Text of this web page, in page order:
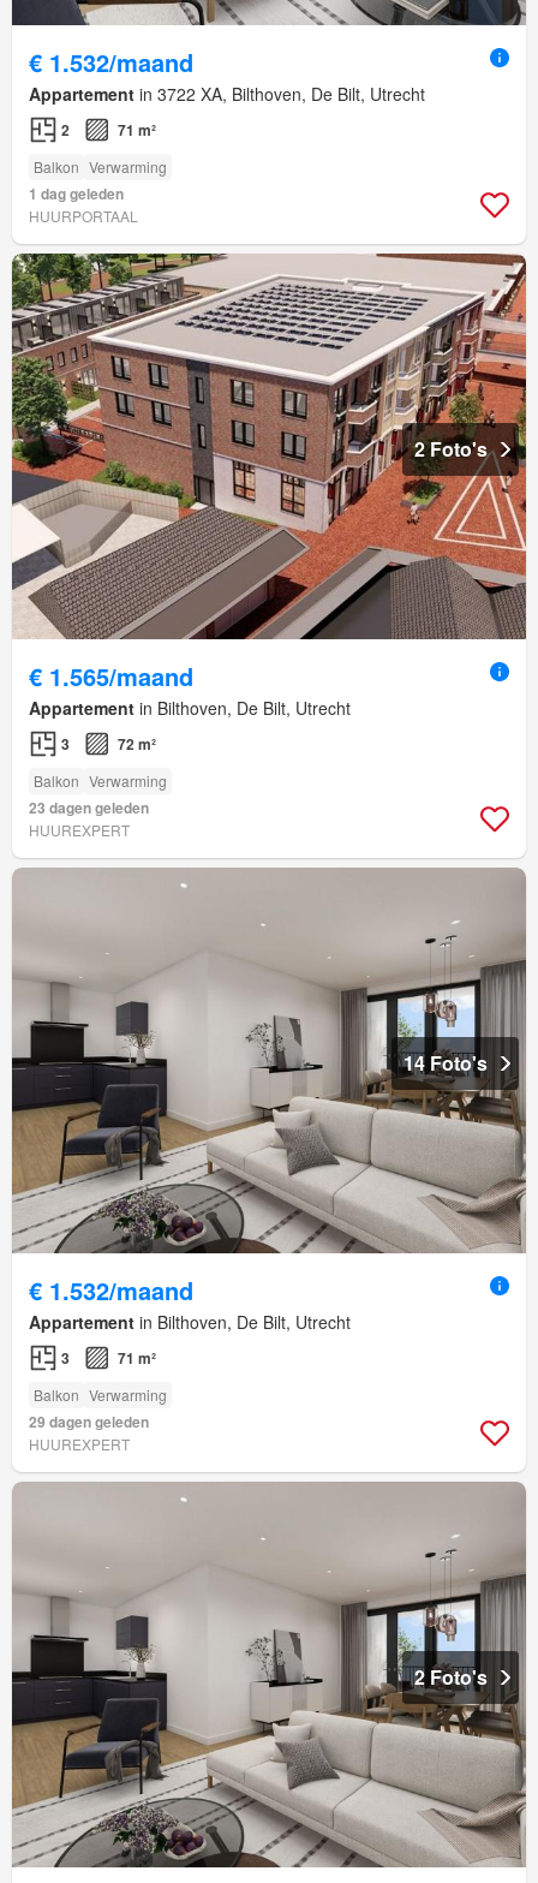
€ 1.532/maand
Appartement in 3722 XA, Bilthoven, De Bilt, Utrecht
2 71 m²
Balkon Verwarming
1 dag geleden
HUURPORTAAL
2 Foto's
€ 1.565/maand
Appartement in Bilthoven, De Bilt, Utrecht
3 72 m²
Balkon Verwarming
23 dagen geleden
HUUREXPERT
14 Foto's
€ 1.532/maand
Appartement in Bilthoven, De Bilt, Utrecht
3 71 m²
Balkon Verwarming
29 dagen geleden
HUUREXPERT
2 Foto's